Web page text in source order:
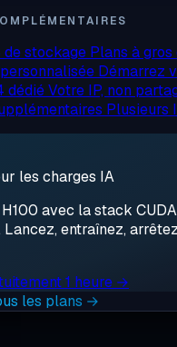
de stockage Plans à gros
Démarrez
dédiéVotre IP, non
Plusieurs
les charges IA
avec la stack
entraînez,
1 heure →
les plans →